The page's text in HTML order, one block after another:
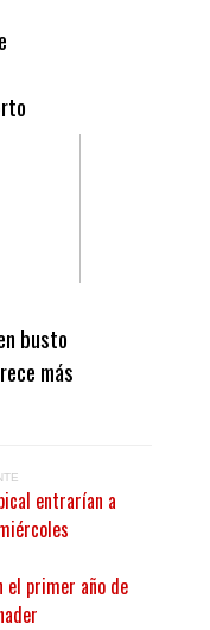
busto
más
entrarían a
el primer año de